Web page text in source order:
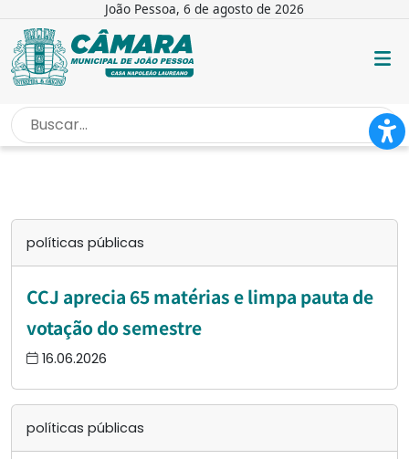
João Pessoa, 6 de agosto de 2026
INÍCIO /
políticas públicas
CCJ aprecia 65 matérias e limpa pauta de
votação do semestre
16.06.2026
políticas públicas